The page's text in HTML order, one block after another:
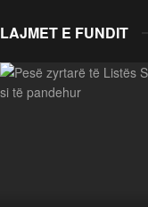
LAJMET E FUNDIT